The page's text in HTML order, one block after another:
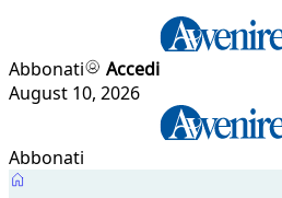
Abbonati
Accedi
August 10, 2026
Abbonati